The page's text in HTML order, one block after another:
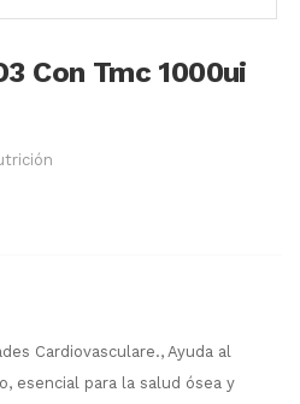
Con Tmc 1000ui
Cardiovasculare., Ayuda al
esencial para la salud ósea y